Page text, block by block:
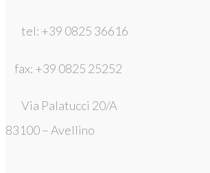
tel: +39 0825 36616
fax: +39 0825 25252
Via Palatucci 20/A
83100 – Avellino